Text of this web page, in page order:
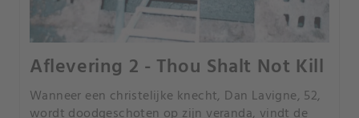
Aflevering 2 - Thou Shalt Not Kill
Wanneer een christelijke knecht, Dan Lavigne, 52,